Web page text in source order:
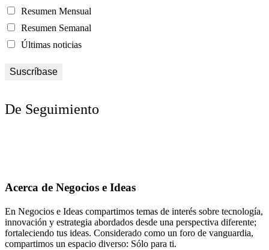
Resumen Mensual
Resumen Semanal
Últimas noticias
De Seguimiento
Acerca de Negocios e Ideas
En Negocios e Ideas compartimos temas de interés sobre tecnología,
innovación y estrategia abordados desde una perspectiva diferente;
fortaleciendo tus ideas. Considerado como un foro de vanguardia,
compartimos un espacio diverso: Sólo para ti.